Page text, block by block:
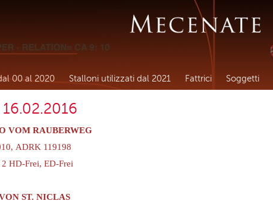
00 al 2020 Stalloni utilizzati dal 2021 Fattrici Soggetti
16.02.2016
VOM RAUBERWEG
ADRK 119198
HD-Frei, ED-Frei
ST. NICLAS